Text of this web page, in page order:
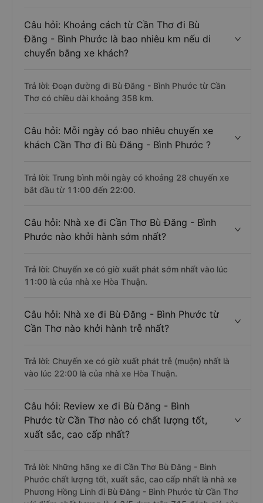
Câu hỏi: Khoảng cách từ Cần Thơ đi Bù
Đăng - Bình Phước là bao nhiêu km nếu di
chuyển bằng xe khách?
Trả lời: Đoạn đường đi Bù Đăng - Bình Phước từ Cần
Thơ có chiều dài khoảng 358 km.
Câu hỏi: Mỗi ngày có bao nhiêu chuyến xe
khách Cần Thơ đi Bù Đăng - Bình Phước ?
Trả lời: Trung bình mỗi ngày có khoảng 28 chuyến xe
bắt đầu từ 11:00 đến 22:00.
Câu hỏi: Nhà xe đi Cần Thơ Bù Đăng - Bình
Phước nào khởi hành sớm nhất?
Trả lời: Chuyến xe có giờ xuất phát sớm nhất vào lúc
11:00 là của nhà xe Hòa Thuận.
Câu hỏi: Nhà xe đi Bù Đăng - Bình Phước từ
Cần Thơ nào khởi hành trễ nhất?
Trả lời: Chuyến xe có giờ xuất phát trễ (muộn) nhất là
vào lúc 22:00 là của nhà xe Hòa Thuận.
Câu hỏi: Review xe đi Bù Đăng - Bình
Phước từ Cần Thơ nào có chất lượng tốt,
xuất sắc, cao cấp nhất?
Trả lời: Những hãng xe đi Cần Thơ Bù Đăng - Bình
Phước chất lượng tốt, xuất sắc, cao cấp nhất là nhà xe
Phương Hồng Linh đi Bù Đăng - Bình Phước từ Cần Thơ